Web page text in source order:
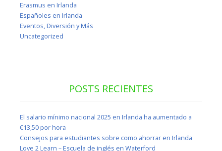
Erasmus en Irlanda
Españoles en Irlanda
Eventos, Diversión y Más
Uncategorized
POSTS RECIENTES
El salario mínimo nacional 2025 en Irlanda ha aumentado a
€13,50 por hora
Consejos para estudiantes sobre como ahorrar en Irlanda
Love 2 Learn – Escuela de inglés en Waterford